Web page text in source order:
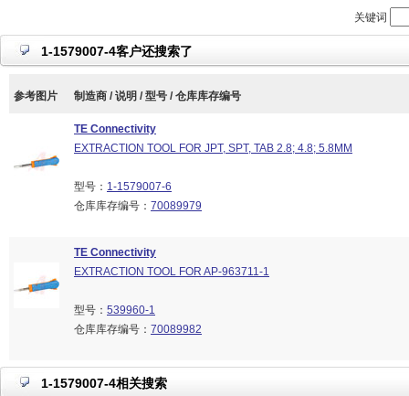
关键词
1-1579007-4客户还搜索了
参考图片 制造商 / 说明 / 型号 / 仓库库存编号
TE Connectivity
EXTRACTION TOOL FOR JPT, SPT, TAB 2.8; 4.8; 5.8MM
型号： 1-1579007-6
仓库库存编号： 70089979
TE Connectivity
EXTRACTION TOOL FOR AP-963711-1
型号： 539960-1
仓库库存编号： 70089982
1-1579007-4相关搜索